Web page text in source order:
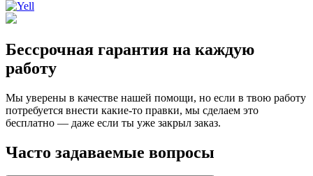
Бессрочная гарантия на каждую
работу
Мы уверены в качестве нашей помощи, но если в твою работу
потребуется внести какие-то правки, мы сделаем это
бесплатно — даже если ты уже закрыл заказ.
Часто задаваемые вопросы